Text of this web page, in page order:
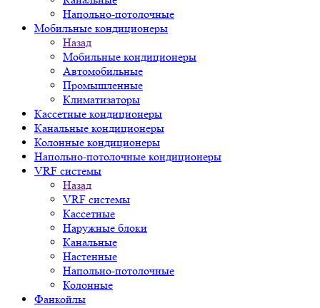
Напольно-потолочные
Мобильные кондиционеры
Назад
Мобильные кондиционеры
Автомобильные
Промышленные
Климатизаторы
Кассетные кондиционеры
Канальные кондиционеры
Колонные кондиционеры
Напольно-потолочные кондиционеры
VRF системы
Назад
VRF системы
Кассетные
Наружные блоки
Канальные
Настенные
Напольно-потолочные
Колонные
Фанкойлы